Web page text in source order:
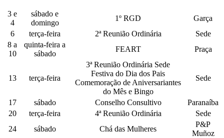
3 e
4
sábado e
domingo
1º RGD
Garça
6
terça-feira 2ª Reunião Ordinária
Sede
8 a
10
quinta-feira a
sábado
FEART Praça
13 terça-feira
3ª Reunião Ordinária Sede
Festiva do Dia dos Pais
Comemoração de Aniversariantes
do Mês e Bingo
Sede
17 sábado Conselho Consultivo
Paranaíba
20
terça-feira 4ª Reunião Ordinária
Sede
24
sábado Chá das Mulheres
P&P
Muñoz